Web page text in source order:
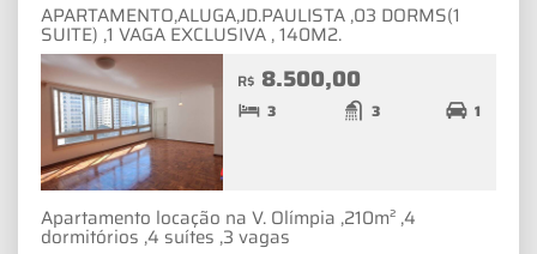
APARTAMENTO,ALUGA,JD.PAULISTA ,03 DORMS(1
SUITE) ,1 VAGA EXCLUSIVA , 140M2.
R$ 8.500,00
3 3 1
Apartamento locação na V. Olímpia ,210m² ,4
dormitórios ,4 suítes ,3 vagas